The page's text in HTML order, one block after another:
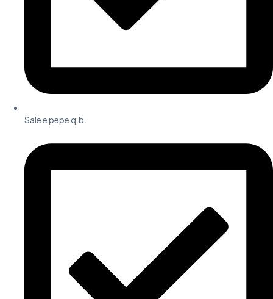
Sale e pepe q.b.